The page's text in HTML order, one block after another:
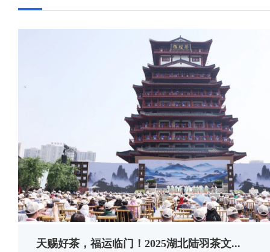
天赐好茶，福运临门！2025湖北陆羽茶文...